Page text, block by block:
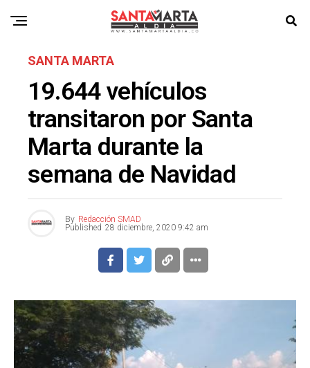
SANTA MARTA
19.644 vehículos
transitaron por Santa
Marta durante la
semana de Navidad
By Redacción SMAD
Published 28 diciembre, 2020 9:42 am